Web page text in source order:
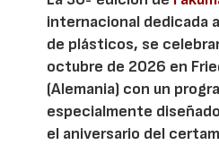
internacional dedicada
de plásticos, se
octubre de 2026 en
(Alemania) con un
especialmente
el aniversario del